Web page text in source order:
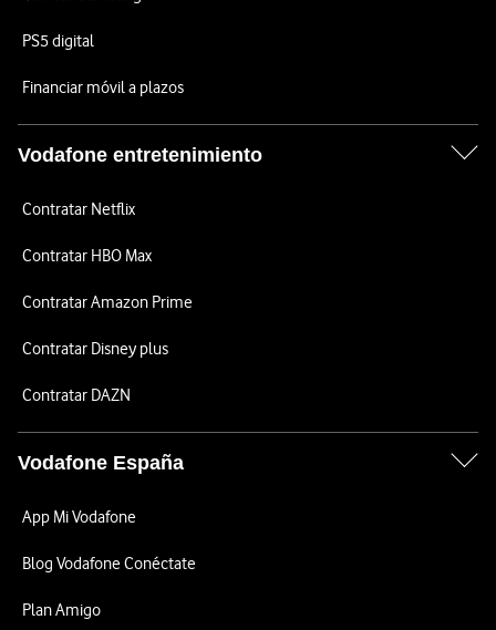
PS5 digital
Financiar móvil a plazos
Vodafone entretenimiento
Contratar Netflix
Contratar HBO Max
Contratar Amazon Prime
Contratar Disney plus
Contratar DAZN
Vodafone España
App Mi Vodafone
Blog Vodafone Conéctate
Plan Amigo